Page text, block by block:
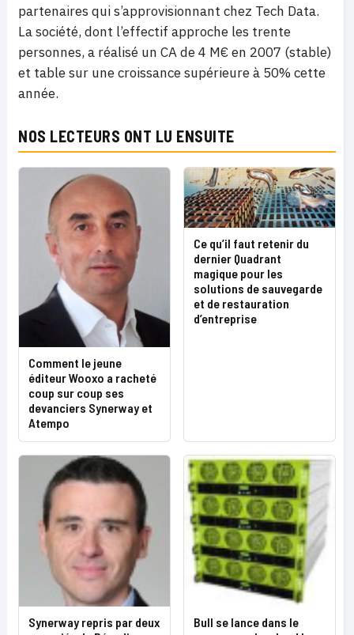
partenaires qui s’approvisionnant chez Tech Data.
La société, dont l’effectif approche les trente
personnes, a réalisé un CA de 4 M€ en 2007 (stable)
et table sur une croissance supérieure à 50% cette
année.
NOS LECTEURS ONT LU ENSUITE
Comment le jeune
éditeur Wooxo a racheté
coup sur coup ses
devanciers Synerway et
Atempo
Ce qu’il faut retenir du
dernier Quadrant
magique pour les
solutions de sauvegarde
et de restauration
d’entreprise
Synerway repris par deux
Bull se lance dans le